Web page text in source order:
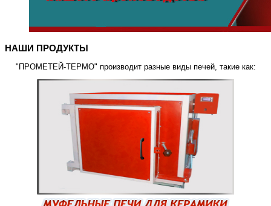
НАШИ ПРОДУКТЫ
"ПРОМЕТЕЙ-ТЕРМО" производит разные виды печей, такие как: